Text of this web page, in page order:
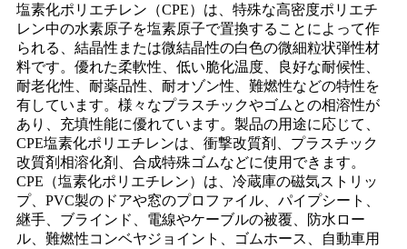
塩素化ポリエチレン（CPE）は、特殊な高密度ポリエチ
レン中の水素原子を塩素原子で置換することによって作
られる、結晶性または微結晶性の白色の微細粒状弾性材
料です。優れた柔軟性、低い脆化温度、良好な耐候性、
耐老化性、耐薬品性、耐オゾン性、難燃性などの特性を
有しています。様々なプラスチックやゴムとの相溶性が
あり、充填性能に優れています。製品の用途に応じて、
CPE塩素化ポリエチレンは、衝撃改質剤、プラスチック
改質剤相溶化剤、合成特殊ゴムなどに使用できます。
CPE（塩素化ポリエチレン）は、冷蔵庫の磁気ストリッ
プ、PVC製のドアや窓のプロファイル、パイプシート、
継手、ブラインド、電線やケーブルの被覆、防水ロー
ル、難燃性コンベヤジョイント、ゴムホース、自動車用